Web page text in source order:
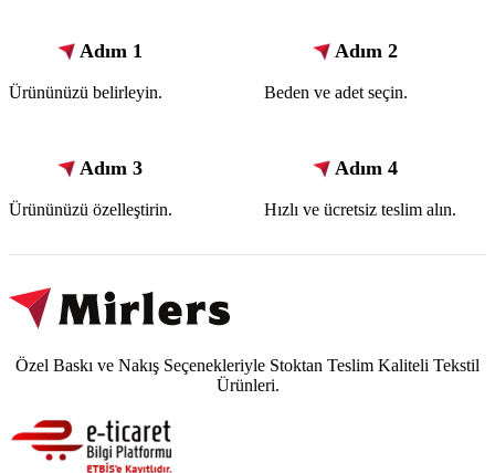
Adım 1
Ürününüzü belirleyin.
Adım 2
Beden ve adet seçin.
Adım 3
Ürününüzü özelleştirin.
Adım 4
Hızlı ve ücretsiz teslim alın.
Özel Baskı ve Nakış Seçenekleriyle Stoktan Teslim Kaliteli Tekstil
Ürünleri.